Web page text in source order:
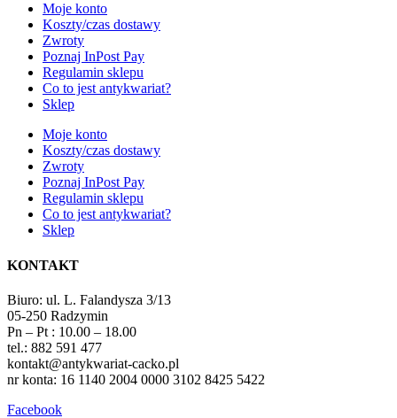
Moje konto
Koszty/czas dostawy
Zwroty
Poznaj InPost Pay
Regulamin sklepu
Co to jest antykwariat?
Sklep
Moje konto
Koszty/czas dostawy
Zwroty
Poznaj InPost Pay
Regulamin sklepu
Co to jest antykwariat?
Sklep
KONTAKT
Biuro: ul. L. Falandysza 3/13
05-250 Radzymin
Pn – Pt : 10.00 – 18.00
tel.: 882 591 477
kontakt@antykwariat-cacko.pl
nr konta: 16 1140 2004 0000 3102 8425 5422
Facebook